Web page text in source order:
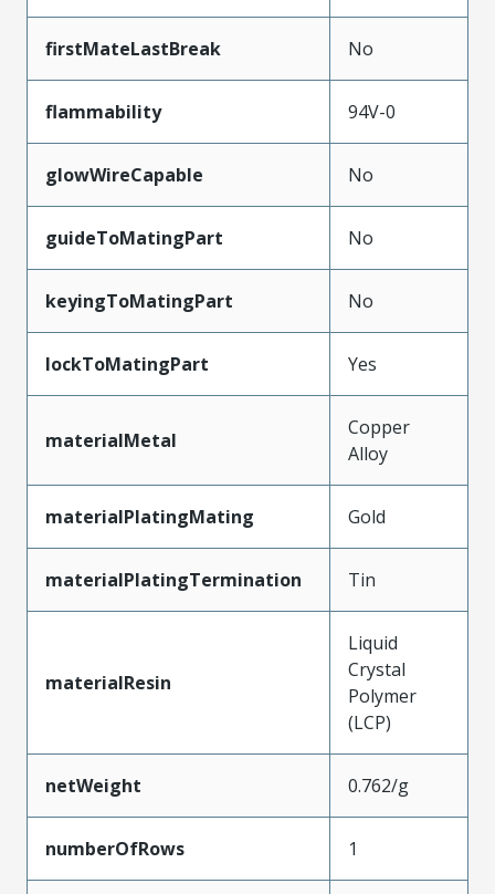
firstMateLastBreak No
flammability 94V-0
glowWireCapable No
guideToMatingPart No
keyingToMatingPart No
lockToMatingPart Yes
materialMetal
Copper
Alloy
materialPlatingMating Gold
materialPlatingTermination Tin
materialResin
Liquid
Crystal
Polymer
(LCP)
netWeight 0.762/g
numberOfRows 1